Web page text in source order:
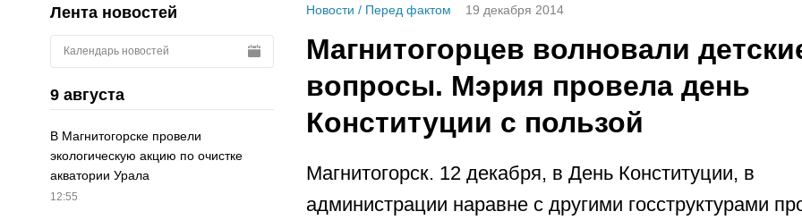
Лента новостей
Календарь новостей
9 августа
В Магнитогорске провели
экологическую акцию по очистке
акватории Урала
12:55
Новости / Перед фактом 19 декабря 2014
Магнитогорцев волновали
вопросы. Мэрия провела день
Конституции с пользой
Магнитогорск. 12 декабря, в День Конституции, в
администрации наравне с другими госструктурами